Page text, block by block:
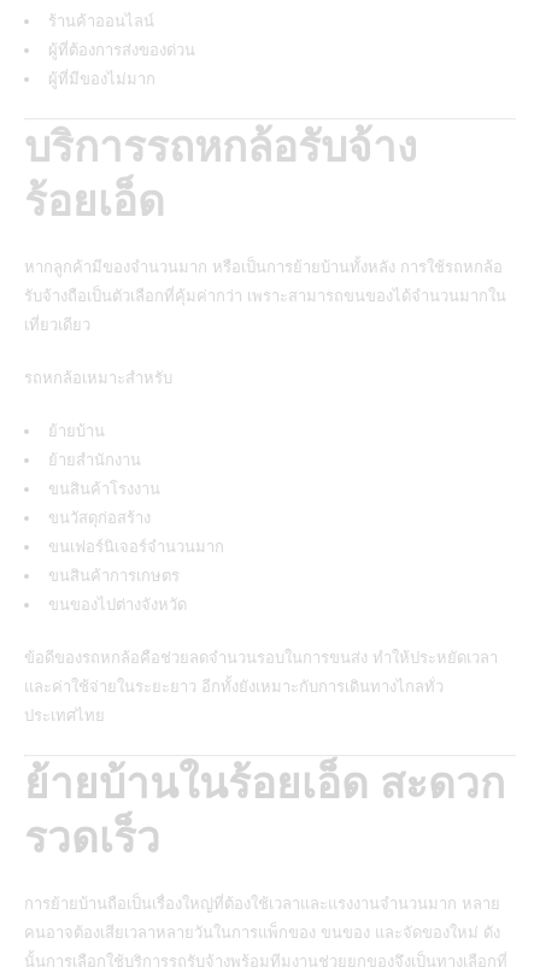
ร้านค้าออนไลน์
ผู้ที่ต้องการส่งของด่วน
ผู้ที่มีของไม่มาก
บริการรถหกล้อรับจ้าง
ร้อยเอ็ด
หากลูกค้ามีของจำนวนมาก หรือเป็นการย้ายบ้านทั้งหลัง การใช้รถหกล้อ
รับจ้างถือเป็นตัวเลือกที่คุ้มค่ากว่า เพราะสามารถขนของได้จำนวนมากใน
เที่ยวเดียว
รถหกล้อเหมาะสำหรับ
ย้ายบ้าน
ย้ายสำนักงาน
ขนสินค้าโรงงาน
ขนวัสดุก่อสร้าง
ขนเฟอร์นิเจอร์จำนวนมาก
ขนสินค้าการเกษตร
ขนของไปต่างจังหวัด
ข้อดีของรถหกล้อคือช่วยลดจำนวนรอบในการขนส่ง ทำให้ประหยัดเวลา
และค่าใช้จ่ายในระยะยาว อีกทั้งยังเหมาะกับการเดินทางไกลทั่ว
ประเทศไทย
ย้ายบ้านในร้อยเอ็ด สะดวก
รวดเร็ว
การย้ายบ้านถือเป็นเรื่องใหญ่ที่ต้องใช้เวลาและแรงงานจำนวนมาก หลาย
คนอาจต้องเสียเวลาหลายวันในการแพ็กของ ขนของ และจัดของใหม่ ดัง
นั้นการเลือกใช้บริการรถรับจ้างพร้อมทีมงานช่วยยกของจึงเป็นทางเลือกที่